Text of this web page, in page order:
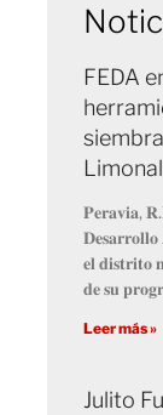
FEDA
Limonal
𝐏𝐞𝐫𝐚𝐯𝐢𝐚,
𝐞𝐥
𝐝𝐞 𝐬𝐮
Leer más »
Julito